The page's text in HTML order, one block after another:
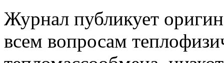
Журнал публикует
всем вопросам